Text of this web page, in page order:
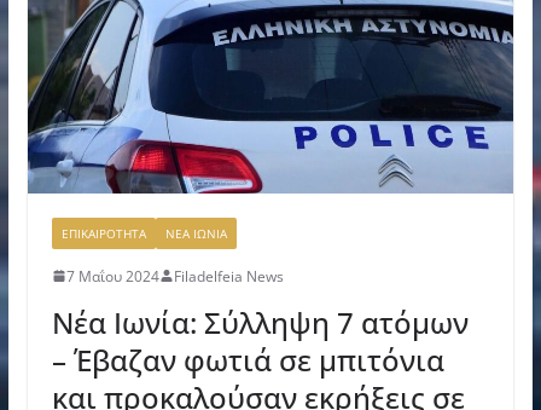
ΕΠΙΚΑΙΡΟΤΗΤΑ ΝΕΑ ΙΩΝΙΑ
7 Μαΐου 2024 Filadelfeia News
Νέα Ιωνία: Σύλληψη 7 ατόμων
– Έβαζαν φωτιά σε μπιτόνια
και προκαλούσαν εκρήξεις σε